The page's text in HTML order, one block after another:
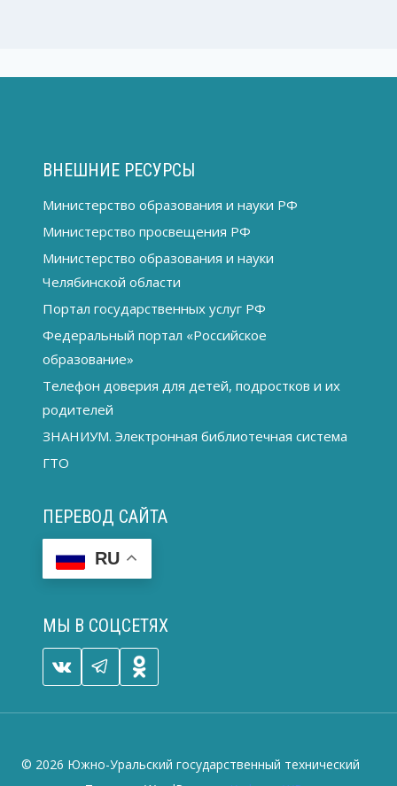
ВНЕШНИЕ РЕСУРСЫ
Министерство образования и науки РФ
Министерство просвещения РФ
Министерство образования и науки
Челябинской области
Портал государственных услуг РФ
Федеральный портал «Российское
образование»
Телефон доверия для детей, подростков и их
родителей
ЗНАНИУМ. Электронная библиотечная система
ГТО
ПЕРЕВОД САЙТА
RU
МЫ В СОЦСЕТЯХ
© 2026 Южно-Уральский государственный технический